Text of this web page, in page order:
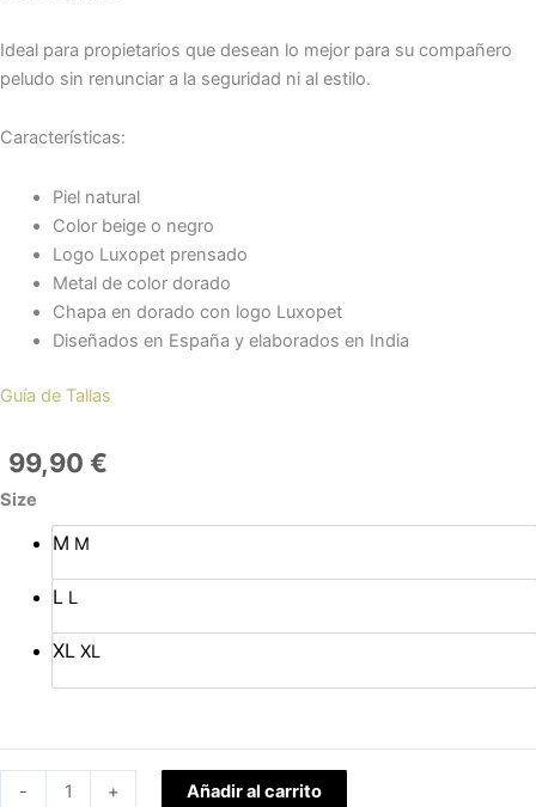
Ideal para propietarios que desean lo mejor para su compañero
peludo sin renunciar a la seguridad ni al estilo.
Características:
Piel natural
Color beige o negro
Logo Luxopet prensado
Metal de color dorado
Chapa en dorado con logo Luxopet
Diseñados en España y elaborados en India
Guía de Tallas
99,90 €
Size
M M
L L
XL XL
-
Collar
Milano
cantidad
+ Añadir al carrito